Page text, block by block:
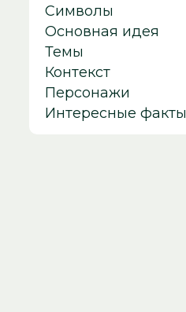
Символы
Основная идея
Темы
Контекст
Персонажи
Интересные факты